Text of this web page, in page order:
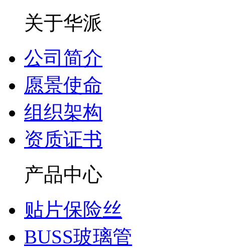
关于华派
公司简介
愿景使命
组织架构
资质证书
产品中心
贴片保险丝
BUSS玻璃管